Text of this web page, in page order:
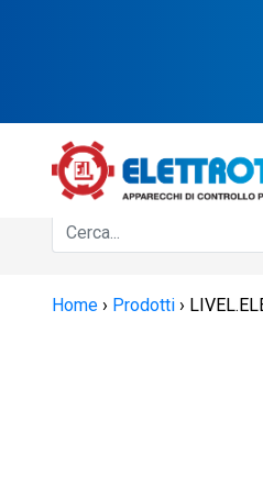
Home › Prodotti ›